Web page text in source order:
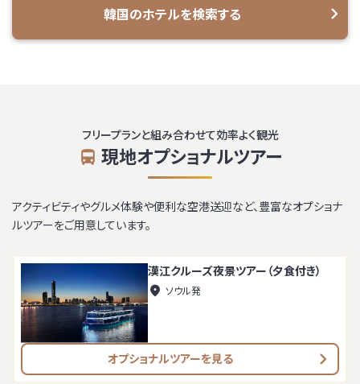
韓国のホテルを検索する
現地オプショナルツアー
フリープランと組み合わせて効率よく観光
アクティビティやグルメ体験や便利な空港送迎など、豊富なオプショナ
ルツアーをご用意しています。
漢江クルーズ夜景ツアー（夕食付き）
ソウル発
オプショナルツアーを見る